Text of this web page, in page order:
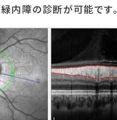
内障の診断が可能です。